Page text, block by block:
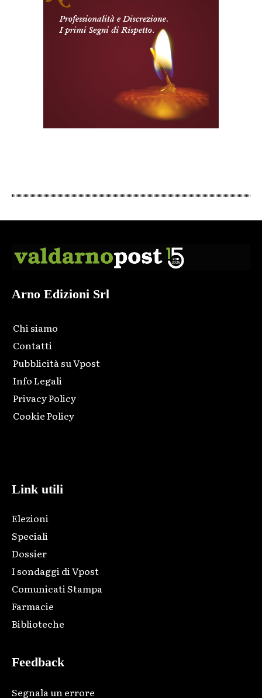
Arno Edizioni Srl
Chi siamo
Contatti
Pubblicità su Vpost
Info Legali
Privacy Policy
Cookie Policy
Link utili
Elezioni
Speciali
Dossier
I sondaggi di Vpost
Comunicati Stampa
Farmacie
Biblioteche
Feedback
Segnala un errore